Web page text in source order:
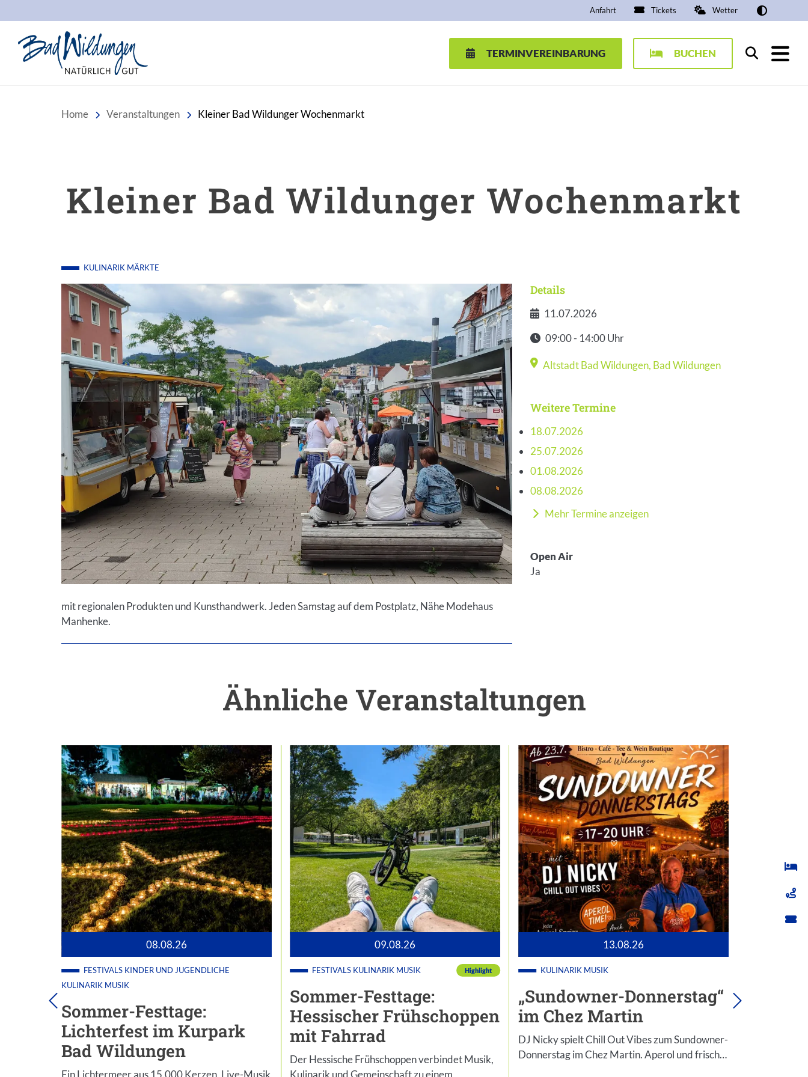
Anfahrt Tickets Wetter
TERMINVEREINBARUNG BUCHEN Suchen
Home Veranstaltungen Kleiner Bad Wildunger Wochenmarkt
Kleiner Bad Wildunger Wochenmarkt
KULINARIK MÄRKTE
mit regionalen Produkten und Kunsthandwerk. Jeden Samstag auf dem Postplatz, Nähe Modehaus
Manhenke.
Details
Datum
11.07.2026
Zeit
09:00 - 14:00 Uhr
Veranstaltungsort
Altstadt Bad Wildungen, Bad Wildungen
Weitere Termine
18.07.2026
25.07.2026
01.08.2026
08.08.2026
Mehr Termine anzeigen
Open Air
Ja
Ähnliche Veranstaltungen
08.08.26
FESTIVALS KINDER UND JUGENDLICHE
KULINARIK MUSIK
Sommer-Festtage:
Lichterfest im Kurpark
Bad Wildungen
Ein Lichtermeer aus 15.000 Kerzen, Live-Musik
09.08.26
FESTIVALS KULINARIK MUSIK Highlight
Sommer-Festtage:
Hessischer Frühschoppen
mit Fahrrad
Der Hessische Frühschoppen verbindet Musik,
Kulinarik und Gemeinschaft zu einem
13.08.26
KULINARIK MUSIK
„Sundowner-Donnerstag“
im Chez Martin
DJ Nicky spielt Chill Out Vibes zum Sundowner-
Donnerstag im Chez Martin. Aperol und frisch…